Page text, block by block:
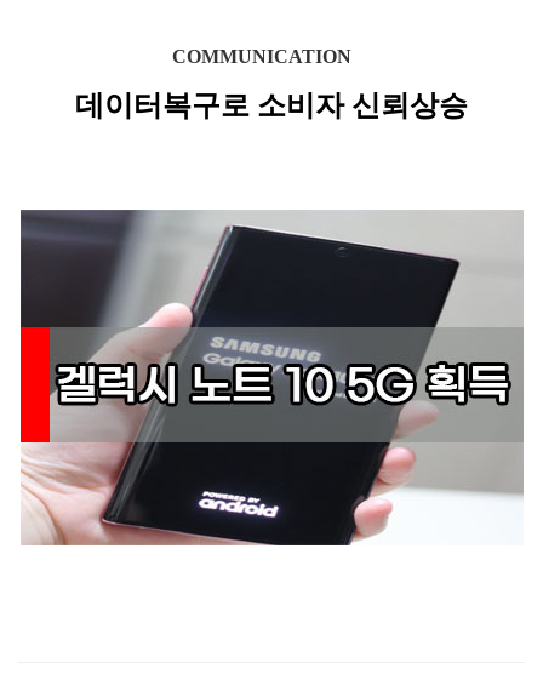
COMMUNICATION
데이터복구로 소비자 신뢰상승